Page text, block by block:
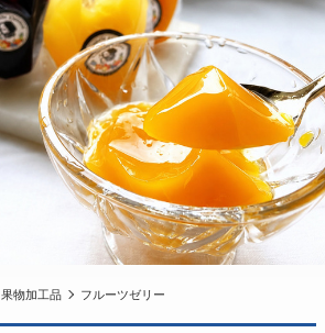
果物加工品 フルーツゼリー